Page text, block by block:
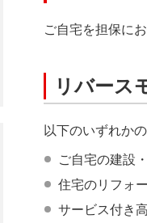
ご自宅を担保に
リバース
以下のいずれか
ご自宅の建設
住宅のリフォ
サービス付き